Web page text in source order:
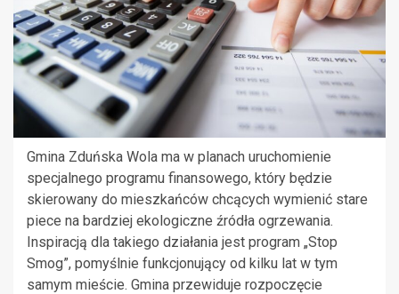
Gmina Zduńska Wola ma w planach uruchomienie
specjalnego programu finansowego, który będzie
skierowany do mieszkańców chcących wymienić stare
piece na bardziej ekologiczne źródła ogrzewania.
Inspiracją dla takiego działania jest program „Stop
Smog”, pomyślnie funkcjonujący od kilku lat w tym
samym mieście. Gmina przewiduje rozpoczęcie